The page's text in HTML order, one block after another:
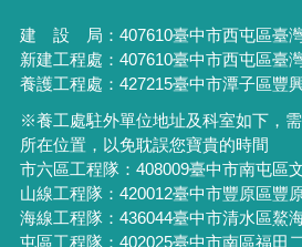
建 設 局： 407610臺中市西屯區臺
新建工程處：407610臺中市西屯區臺
養護工程處：427215臺中市潭子區豐
※養工處駐外單位地址及科室如下，
所在位置，以免耽誤您寶貴的時間
市六區工程隊：408009臺中市南屯區
山線工程隊：420012臺中市豐原區豐
海線工程隊：436044臺中市清水區鰲
屯區工程隊：402025臺中市南區福田